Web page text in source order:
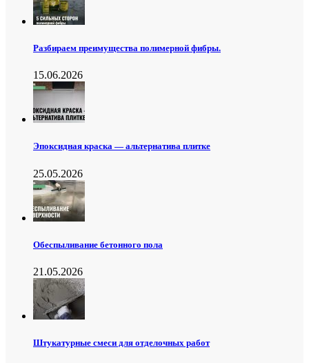
Разбираем преимущества полимерной фибры.
15.06.2026
Эпоксидная краска — альтернатива плитке
25.05.2026
Обеспыливание бетонного пола
21.05.2026
Штукатурные смеси для отделочных работ